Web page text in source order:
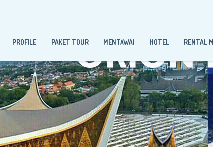
PROFILE PAKET TOUR MENTAWAI HOTEL RENTAL